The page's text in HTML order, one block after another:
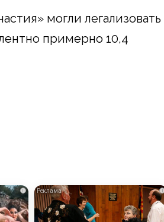
могли легализовать
примерно 10,4
i i